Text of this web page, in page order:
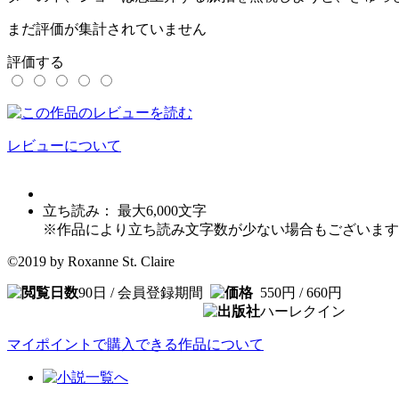
まだ評価が集計されていません
評価する
レビューについて
立ち読み： 最大6,000文字
※作品により立ち読み文字数が少ない場合もございま
©2019 by Roxanne St. Claire
90日 / 会員登録期間
550円 / 660円
ハーレクイン
マイポイントで購入できる作品について